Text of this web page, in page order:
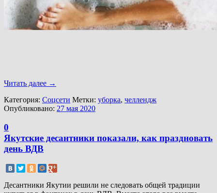
Читать далее →
Категория: Соцсети Метки: уборка, челлендж
Опубликовано: 27 мая 2020
0
Якутские десантники показали, как праздновать
день ВДВ
Десантники Якутии решили не следовать общей традиции